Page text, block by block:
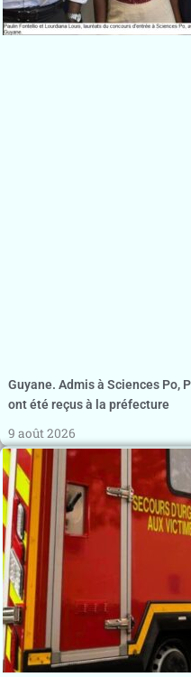
Guyane. Admis à Sciences Po,
ont été reçus à la préfecture
9 août 2026